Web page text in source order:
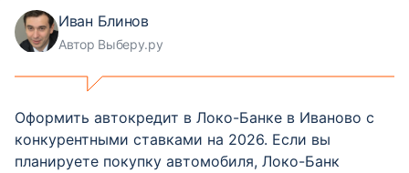
Иван Блинов
Автор Выберу.ру
Оформить автокредит в Локо-Банке в Иваново с
конкурентными ставками на 2026. Если вы
планируете покупку автомобиля, Локо-Банк